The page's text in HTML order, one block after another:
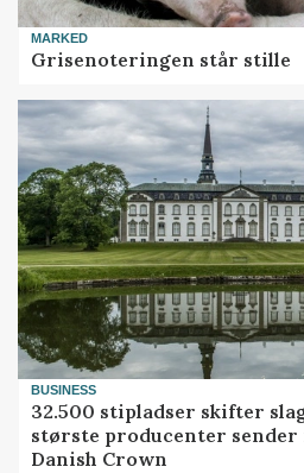
MARKED
Grisenoteringen står stille
BUSINESS
32.500 stipladser skifter
største producenter
Danish Crown